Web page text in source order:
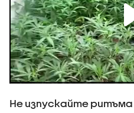
Не изпускайте